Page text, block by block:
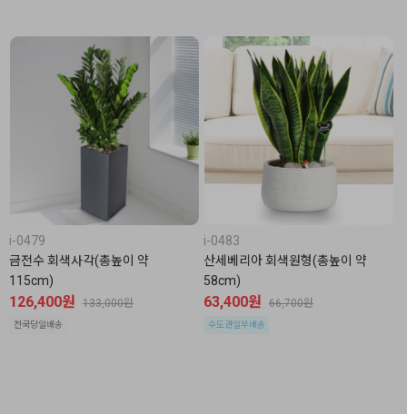
i-0479
금전수 회색사각(총높이 약
115cm)
126,400원 133,000원
전국당일배송
i-0483
산세베리아 회색원형(총높이 약
58cm)
63,400원 66,700원
수도권일부배송